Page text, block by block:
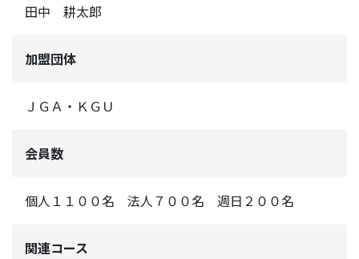
田中 耕太郎
加盟団体
ＪＧＡ・ＫＧＵ
会員数
個人１１００名 法人７００名 週日２００名
関連コース